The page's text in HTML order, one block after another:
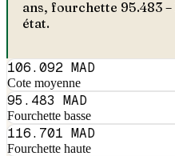
ans, fourchette 95.483–
état.
106.092 MAD
Cote moyenne
95.483 MAD
Fourchette basse
116.701 MAD
Fourchette haute